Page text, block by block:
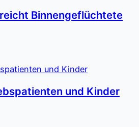
Binnengeflüchtete
und Kinder